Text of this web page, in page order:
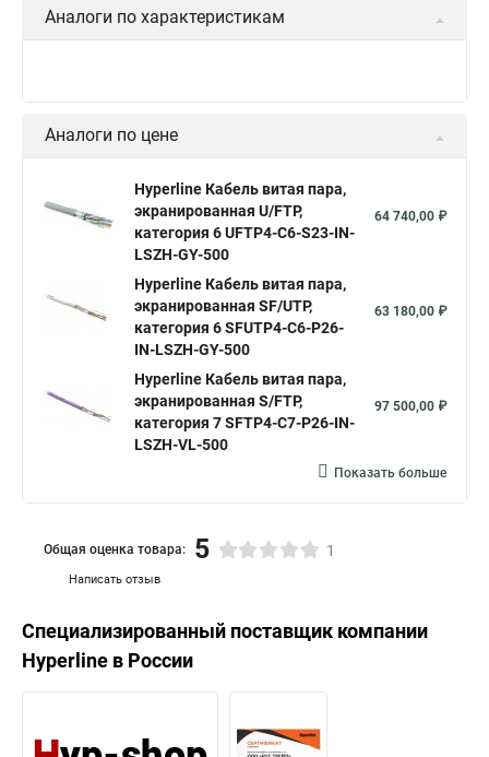
Hyperline ftp 5e
Аналоги по характеристикам
Аналоги по цене
Hyperline Кабель витая пара,
экранированная U/FTP,
категория 6 UFTP4-C6-S23-IN-
LSZH-GY-500
64 740,00 ₽
Hyperline Кабель витая пара,
экранированная SF/UTP,
категория 6 SFUTP4-C6-P26-
IN-LSZH-GY-500
63 180,00 ₽
Hyperline Кабель витая пара,
экранированная S/FTP,
категория 7 SFTP4-C7-P26-IN-
LSZH-VL-500
97 500,00 ₽
Показать больше
Написать отзыв
Общая оценка товара: 5 1
Специализированный поставщик компании
Hyperline в России